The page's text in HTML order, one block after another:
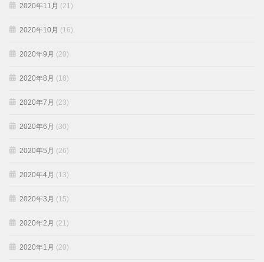
2020年11月 (21)
2020年10月 (16)
2020年9月 (20)
2020年8月 (18)
2020年7月 (23)
2020年6月 (30)
2020年5月 (26)
2020年4月 (13)
2020年3月 (15)
2020年2月 (21)
2020年1月 (20)